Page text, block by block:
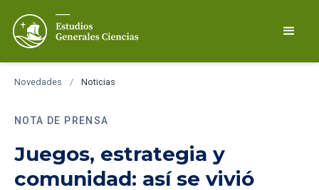
Novedades / Noticias
NOTA DE PRENSA
Juegos, estrategia y
comunidad: así se vivió